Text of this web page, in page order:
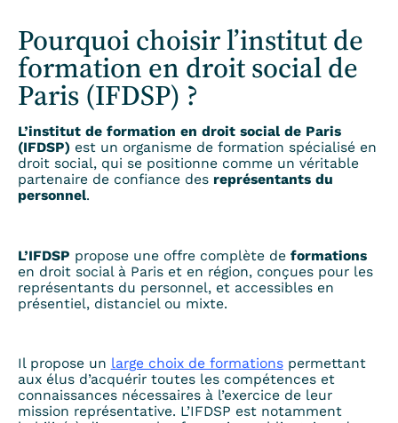
Pourquoi choisir l’institut de
formation en droit social de
Paris (IFDSP) ?
L’institut de formation en droit social de Paris
(IFDSP) est un organisme de formation spécialisé en
droit social, qui se positionne comme un véritable
partenaire de confiance des représentants du
personnel.
L’IFDSP propose une offre complète de formations
en droit social à Paris et en région, conçues pour les
représentants du personnel, et accessibles en
présentiel, distanciel ou mixte.
Il propose un large choix de formationspermettant
aux élus d’acquérir toutes les compétences et
connaissances nécessaires à l’exercice de leur
mission représentative. L’IFDSP est notamment